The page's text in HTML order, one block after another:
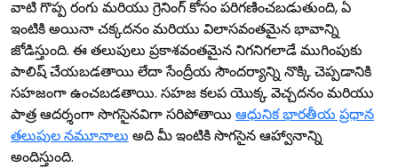
వాటి గొప్ప రంగు మరియు గ్రెనింగ్ కోసం పరిగణించబడుతుంది, ఏ
ఇంటికి అయినా చక్కదనం మరియు విలాసవంతమైన భావాన్ని
జోడిస్తుంది. ఈ తలుపులు ప్రకాశవంతమైన నిగనిగలాడే ముగింపుకు
పాలిష్ చేయబడతాయి లేదా సేంద్రీయ సౌందర్యాన్ని నొక్కి చెప్పడానికి
సహజంగా ఉంచబడతాయి. సహజ కలప యొక్క వెచ్చదనం మరియు
పాత్ర ఆదర్శంగా సొగసైనవిగా సరిపోతాయి ఆధునిక భారతీయ ప్రధాన
తలుపుల నమూనాలు అది మీ ఇంటికి సొగసైన ఆహ్వానాన్ని
అందిస్తుంది.